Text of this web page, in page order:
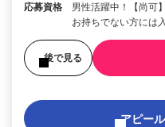
応募資格
男性活躍中！【尚可
お持ちでない方には
後で見る
アピー